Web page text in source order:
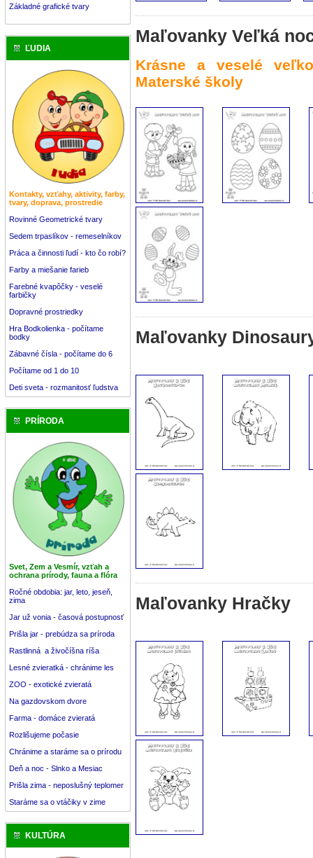
Základné grafické tvary
ĽUDIA
Kontakty, vzťahy, aktivity, farby,
tvary, doprava, prostredie
Rovinné Geometrické tvary
Sedem trpaslíkov - remeselníkov
Práca a činnosti ľudí - kto čo robí?
Farby a miešanie farieb
Farebné kvapôčky - veselé
farbičky
Dopravné prostriedky
Hra Bodkolienka - počítame
bodky
Zábavné čísla - počítame do 6
Počítame od 1 do 10
Deti sveta - rozmanitosť ľudstva
PRÍRODA
Svet, Zem a Vesmír, vzťah a
ochrana prírody, fauna a flóra
Ročné obdobia: jar, leto, jeseň,
zima
Jar už vonia - časová postupnosť
Prišla jar - prebúdza sa príroda
Rastlinná a živočíšna ríša
Lesné zvieratká - chránime les
ZOO - exotické zvieratá
Na gazdovskom dvore
Farma - domáce zvieratá
Rozlišujeme počasie
Chránime a staráme sa o prírodu
Deň a noc - Slnko a Mesiac
Prišla zima - neposlušný teplomer
Staráme sa o vtáčiky v zime
KULTÚRA
Maľovanky Veľká
Krásne a veselé
Materské školy
Maľovanky
Maľovanky Hračky